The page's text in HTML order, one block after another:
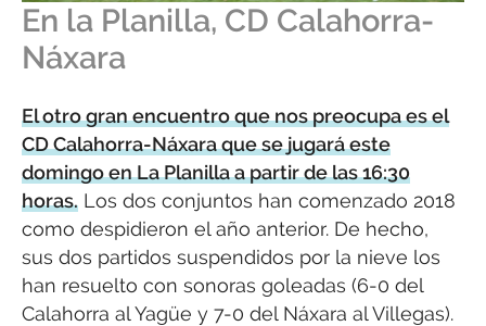
En la Planilla, CD Calahorra-
Náxara
El otro gran encuentro que nos preocupa es el
CD Calahorra-Náxara que se jugará este
domingo en La Planilla a partir de las 16:30
horas. Los dos conjuntos han comenzado 2018
como despidieron el año anterior. De hecho,
sus dos partidos suspendidos por la nieve los
han resuelto con sonoras goleadas (6-0 del
Calahorra al Yagüe y 7-0 del Náxara al Villegas).